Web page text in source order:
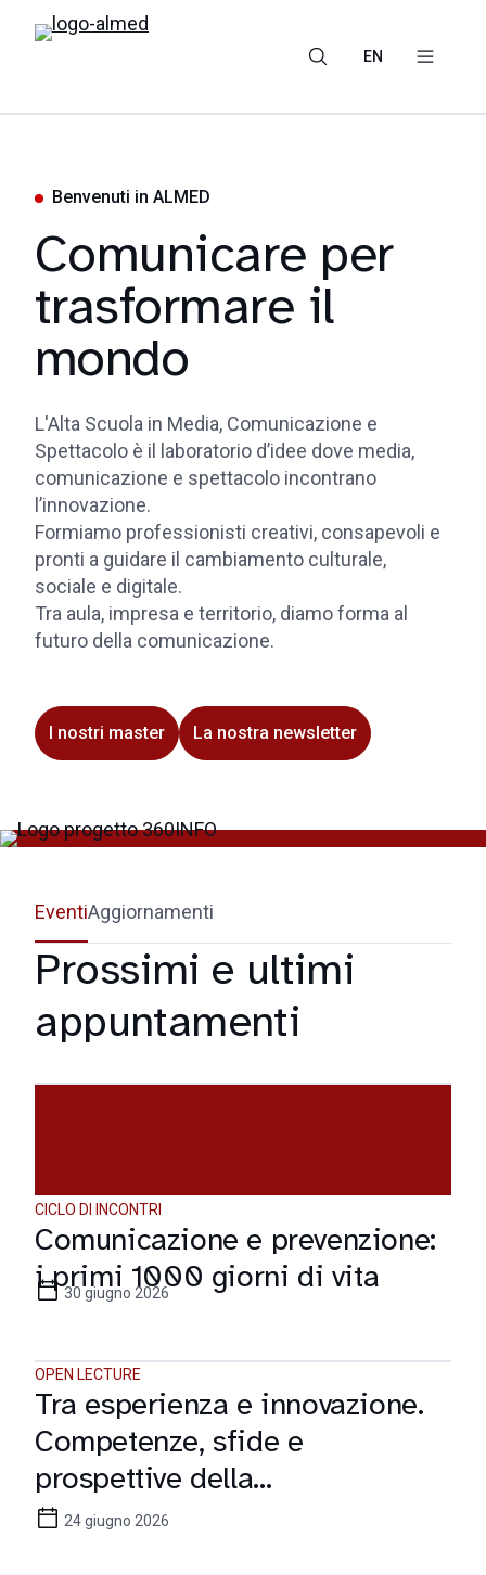
EN
Benvenuti in ALMED
Comunicare per
trasformare il
mondo
L'Alta Scuola in Media, Comunicazione e
Spettacolo è il laboratorio d’idee dove media,
comunicazione e spettacolo incontrano
l’innovazione.
Formiamo professionisti creativi, consapevoli e
pronti a guidare il cambiamento culturale,
sociale e digitale.
Tra aula, impresa e territorio, diamo forma al
futuro della comunicazione.
I nostri master La nostra newsletter
EventiAggiornamenti
Prossimi e ultimi
appuntamenti
CICLO DI INCONTRI
Comunicazione e prevenzione:
i primi 1000 giorni di vita
30 giugno 2026
OPEN LECTURE
Tra esperienza e innovazione.
Competenze, sfide e
prospettive della
comunicazione digitale
24 giugno 2026